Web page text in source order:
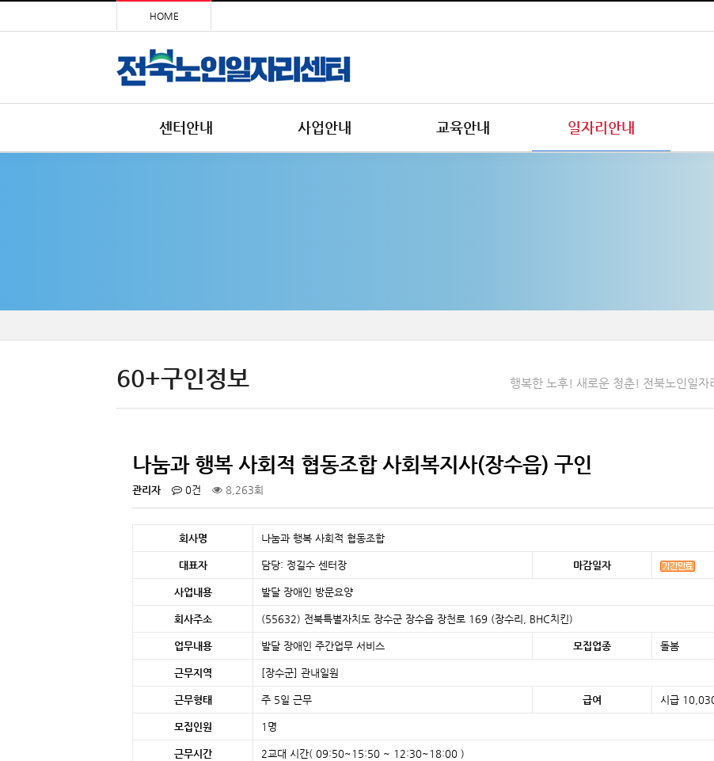
HOME
센터안내 사업안내 교육안내 일자리안내
60+구인정보 행복한 노후! 새로운 청춘! 전북노인일자
나눔과 행복 사회적 협동조합 사회복지사(장수읍) 구인
관리자 0건 8,263회
회사명 나눔과 행복 사회적 협동조합
대표자 담당: 정길수 센터장 마감일자
사업내용 발달 장애인 방문요양
회사주소 (55632) 전북특별자치도 장수군 장수읍 장천로 169 (장수리, BHC치킨)
업무내용 발달 장애인 주간업무 서비스 모집업종 돌봄
근무지역 [장수군] 관내일원
근무형태 주 5일 근무 급여 시급
모집인원 1명
근무시간 2교대 시간( 09:50~15:50 ~ 12:30~18:00 )